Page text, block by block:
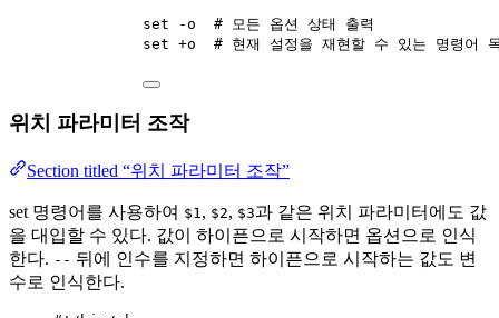
set -o
# 모든 옵션 상태 출력
set +o # 현재 설정을 재현할 수 있는 명령어
위치 파라미터 조작
Section titled “위치 파라미터 조작”
set 명령어를 사용하여 $1, $2, $3과 같은 위치 파라미터에도 값
을 대입할 수 있다. 값이 하이픈으로 시작하면 옵션으로 인식
한다. -- 뒤에 인수를 지정하면 하이픈으로 시작하는 값도 변
수로 인식한다.